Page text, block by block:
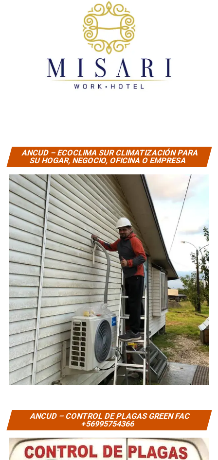
ANCUD – ECOCLIMA SUR CLIMATIZACIÓN PARA
SU HOGAR, NEGOCIO, OFICINA O EMPRESA
ANCUD – CONTROL DE PLAGAS GREEN FAC
+56995754366